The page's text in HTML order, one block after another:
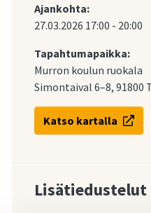
Ajankohta:
27.03.2026 17:00 - 20:00
Tapahtumapaikka:
Murron koulun ruokala
Simontaival 6–8, 91800
Katso kartalla
Lisätiedustelut